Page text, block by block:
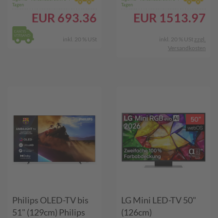
Tagen
EUR 693.36
inkl. 20 % USt
Tagen
EUR 1513.97
inkl. 20 % USt zzgl.
Versandkosten
Philips OLED-TV bis
51" (129cm) Philips
LG Mini LED-TV 50"
(126cm)